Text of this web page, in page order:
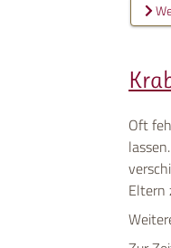
Oft
Eltern